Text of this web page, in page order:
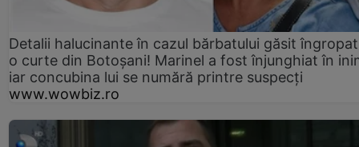
Detalii halucinante în cazul bărbatului găsit
o curte din Botoșani! Marinel a fost înjunghiat în
iar concubina lui se numără printre suspecți
www.wowbiz.ro